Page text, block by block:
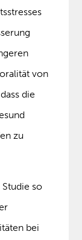
von
die
zu
Studie so
bei